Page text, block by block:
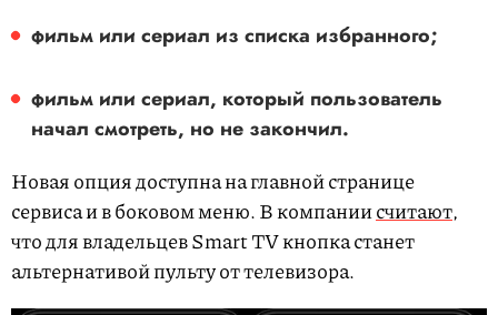
фильм или сериал из списка избранного;
фильм или сериал, который пользователь
начал смотреть, но не закончил.
Новая опция доступна на главной странице
сервиса и в боковом меню. В компаниисчитают,
что для владельцев Smart TV кнопка станет
альтернативой пульту от телевизора.